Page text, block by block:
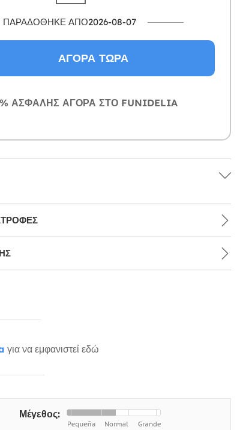
ΠΑΡΑΔΌΘΗΚΕ ΑΠΌ2026-08-07
ΑΓΟΡΆ ΤΏΡΑ
ΑΣΦΑΛΉΣ ΑΓΟΡΆ ΣΤΟ FUNIDELIA
για να εμφανιστεί εδώ
Μέγεθος: